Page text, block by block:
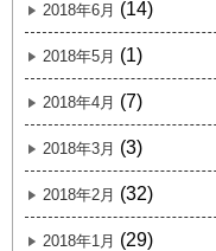
2018年6月 (14)
2018年5月 (1)
2018年4月 (7)
2018年3月 (3)
2018年2月 (32)
2018年1月 (29)